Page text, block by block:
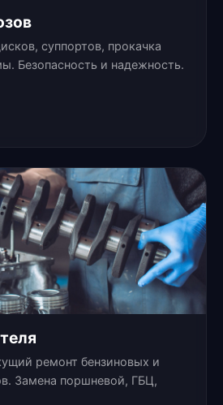
суппортов, прокачка
Безопасность и надежность.
ремонт бензиновых и
Замена поршневой, ГБЦ,